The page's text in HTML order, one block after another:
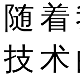
随
技